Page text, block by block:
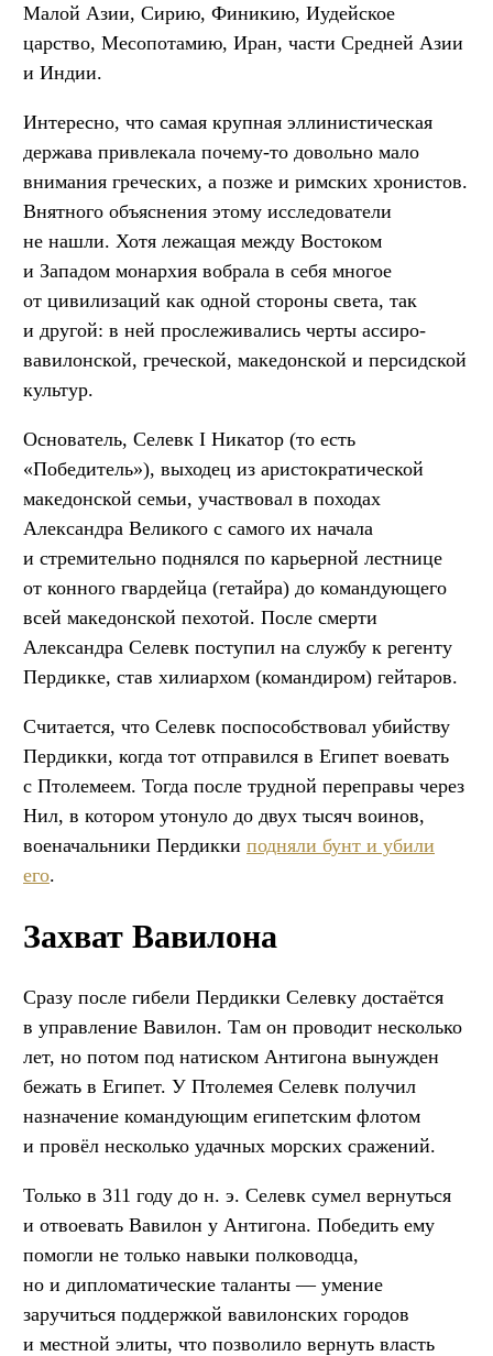
Малой Азии, Сирию, Финикию, Иудейское
царство, Месопотамию, Иран, части Средней Азии
и Индии.
Интересно, что самая крупная эллинистическая
держава привлекала почему-то довольно мало
внимания греческих, а позже и римских хронистов.
Внятного объяснения этому исследователи
не нашли. Хотя лежащая между Востоком
и Западом монархия вобрала в себя многое
от цивилизаций как одной стороны света, так
и другой: в ней прослеживались черты ассиро-
вавилонской, греческой, македонской и персидской
культур.
Основатель, Селевк I Никатор (то есть
«Победитель»), выходец из аристократической
македонской семьи, участвовал в походах
Александра Великого с самого их начала
и стремительно поднялся по карьерной лестнице
от конного гвардейца (гетайра) до командующего
всей македонской пехотой. После смерти
Александра Селевк поступил на службу к регенту
Пердикке, став хилиархом (командиром) гейтаров.
Считается, что Селевк поспособствовал убийству
Пердикки, когда тот отправился в Египет воевать
с Птолемеем. Тогда после трудной переправы через
Нил, в котором утонуло до двух тысяч воинов,
военачальники Пердикки подняли бунт и убили
его.
Захват Вавилона
Сразу после гибели Пердикки Селевку достаётся
в управление Вавилон. Там он проводит несколько
лет, но потом под натиском Антигона вынужден
бежать в Египет. У Птолемея Селевк получил
назначение командующим египетским флотом
и провёл несколько удачных морских сражений.
Только в 311 году до н. э. Селевк сумел вернуться
и отвоевать Вавилон у Антигона. Победить ему
помогли не только навыки полководца,
но и дипломатические таланты — умение
заручиться поддержкой вавилонских городов
и местной элиты, что позволило вернуть власть